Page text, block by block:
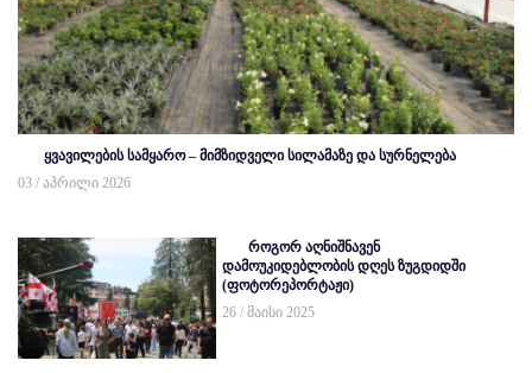
ყვავილების სამყარო – მიმზიდველი სილამაზე და სურნელება
03 / აპრილი 2026
როგორ აღნიშნავენ
დამოუკიდებლობის დღეს ზუგდიდში
(ფოტორეპორტაჟი)
26 / მაისი 2025